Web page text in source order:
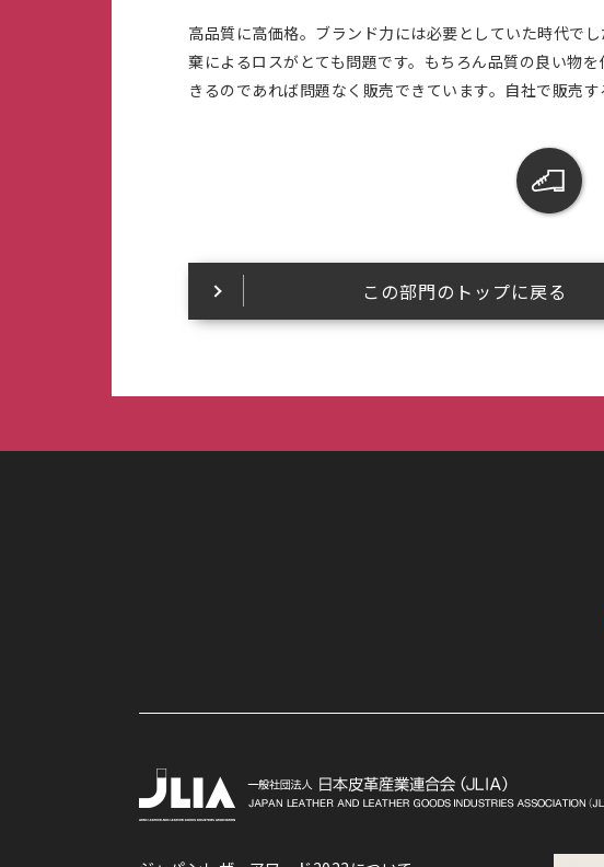
高品質に高価格。ブランド力には必要としていた時代で
棄によるロスがとても問題です。もちろん品質の良い物
きるのであれば問題なく販売できています。自社で販売
この部門のトップに戻る